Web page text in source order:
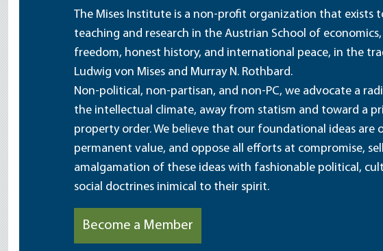
The Mises Institute is a non-profit organization that exists
teaching and research in the Austrian School of
freedom, honest history, and international peace, in the
Ludwig von Mises and Murray N. Rothbard.
Non-political, non-partisan, and non-PC, we advocate a
the intellectual climate, away from statism and toward a
property order. We believe that our foundational ideas are
permanent value, and oppose all efforts at compromise,
amalgamation of these ideas with fashionable political,
social doctrines inimical to their spirit.
Become a Member